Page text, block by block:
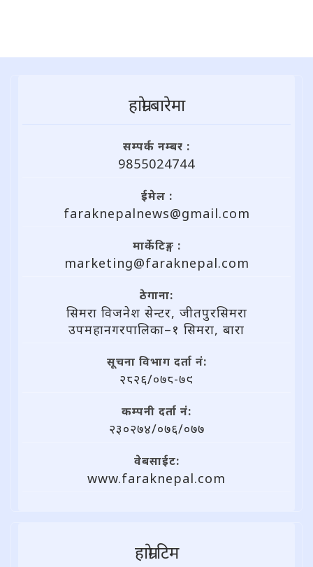
हाम्राे बारेमा
सम्पर्क नम्बर :
9855024744
ईमेल :
faraknepalnews@gmail.com
मार्केटिङ्ग :
marketing@faraknepal.com
ठेगाना:
सिमरा विजनेश सेन्टर, जीतपुरसिमरा
उपमहानगरपालिका–१ सिमरा, बारा
सूचना विभाग दर्ता नं:
२८२६/०७८-७९
कम्पनी दर्ता नं:
२३०२७४/०७६/०७७
वेबसाईट:
www.faraknepal.com
हाम्राे टिम